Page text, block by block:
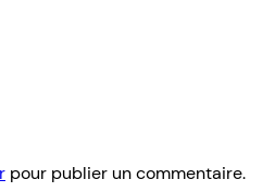
pour publier un commentaire.